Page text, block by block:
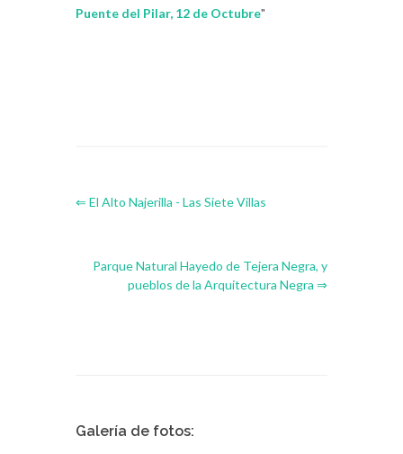
Puente del Pilar, 12 de Octubre"
⇐ El Alto Najerilla - Las Siete Villas
Parque Natural Hayedo de Tejera Negra, y
pueblos de la Arquitectura Negra ⇒
Galería de fotos: